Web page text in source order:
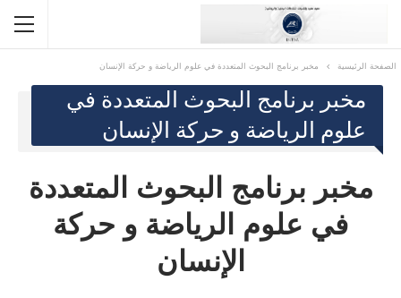
الصفحة الرئيسية مخبر برنامج البحوث المتعددة في علوم الرياضة و حركة الإنسان
مخبر برنامج البحوث المتعددة في
علوم الرياضة و حركة الإنسان
مخبر برنامج البحوث المتعددة
في علوم الرياضة و حركة
الإنسان